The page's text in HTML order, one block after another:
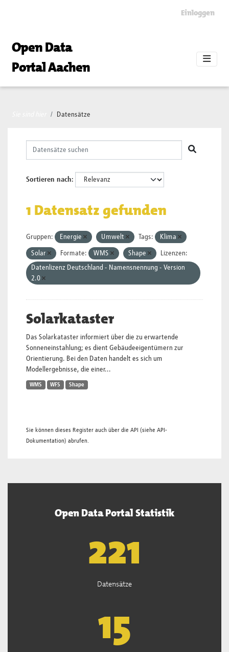
Einloggen
Open Data
Portal Aachen
Datensätze
Sortieren nach
1 Datensatz gefunden
Gruppen: Energie Umwelt Tags: Klima
Solar Formate: WMS Shape
Lizenzen:
Datenlizenz Deutschland - Namensnennung - Version
2.0
Solarkataster
Das Solarkataster informiert über die zu erwartende
Sonneneinstahlung; es dient Gebäudeeigentümern zur
Orientierung. Bei den Daten handelt es sich um
Modellergebnisse, die einer...
WMS WFS Shape
Sie können dieses Register auch über die API (siehe API-
Dokumentation) abrufen.
Open Data Portal Statistik
222
Datensätze
15